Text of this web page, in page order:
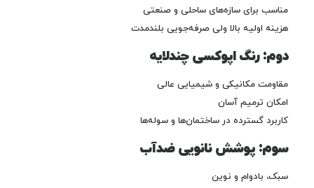
مناسب برای سازه‌های ساحلی و صنعتی
هزینه اولیه بالا ولی صرفه‌جویی بلندمدت
دوم: رنگ اپوکسی چندلایه
مقاومت مکانیکی و شیمیایی عالی
امکان ترمیم آسان
کاربرد گسترده در ساختمان‌ها و سوله‌ها
سوم: پوشش نانویی ضدآب
سبک، بادوام و نوین